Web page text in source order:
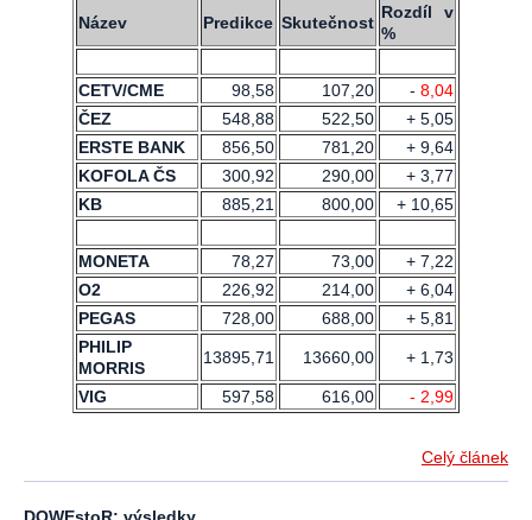
Název Predikce Skutečnost
Rozdíl v
%
CETV/CME 98,58 107,20 - 8,04
ČEZ
548,88 522,50
+ 5,05
ERSTE BANK
856,50 781,20
+ 9,64
KOFOLA ČS
300,92 290,00
+ 3,77
KB
885,21 800,00 + 10,65
MONETA 78,27 73,00
+ 7,22
O2
226,92 214,00
+ 6,04
PEGAS
728,00 688,00
+ 5,81
PHILIP
MORRIS
13895,71 13660,00 + 1,73
VIG 597,58 616,00 - 2,99
Celý článek
DOWEstoR: výsledky